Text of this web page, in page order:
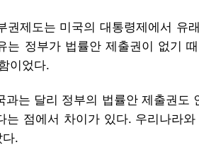
권제도는 미국의 대통령제에서 유
는 정부가 법률안 제출권이 없기
이었다.
과는 달리 정부의 법률안 제출권도
는 점에서 차이가 있다. 우리나라
.